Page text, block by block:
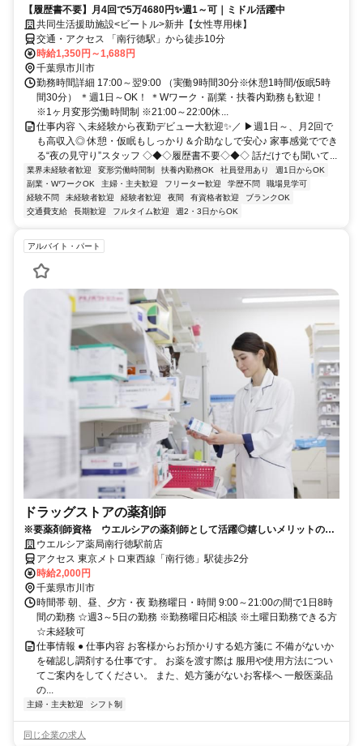
【履歴書不要】月4回で5万4680円✨週1～可｜ミドル活躍中
共同生活援助施設<ビートル>新井【女性専用棟】
交通・アクセス 「南行徳駅」から徒歩10分
時給1,350円～1,688円
千葉県市川市
勤務時間詳細 17:00～翌9:00 （実働9時間30分※休憩1時間/仮眠5時
間30分） ＊週1日～OK！ ＊Wワーク・副業・扶養内勤務も歓迎！
※1ヶ月変形労働時間制 ※21:00～22:00休...
仕事内容 ＼未経験から夜勤デビュー大歓迎✨／ ▶週1日～、月2回で
も高収入◎ 休憩・仮眠もしっかり＆介助なしで安心♪ 家事感覚ででき
る“夜の見守り”スタッフ ◇◆◇履歴書不要◇◆◇ 話だけでも聞いて...
業界未経験者歓迎 変形労働時間制 扶養内勤務OK 社員登用あり
週1日からOK
副業・WワークOK
主婦・主夫歓迎 フリーター歓迎 学歴不問
職場見学可
経験不問
未経験者歓迎 経験者歓迎 夜間 有資格者歓迎
ブランクOK
交通費支給
長期歓迎 フルタイム歓迎 週2・3日からOK
アルバイト・パート
ドラッグストアの薬剤師
※要薬剤師資格 ウエルシアの薬剤師として活躍◎嬉しいメリットの多
いパートスタッフ大募集！
ウエルシア薬局南行徳駅前店
アクセス 東京メトロ東西線「南行徳」駅徒歩2分
時給2,000円
千葉県市川市
時間帯 朝、昼、夕方・夜 勤務曜日・時間 9:00～21:00の間で1日8時
間の勤務 ☆週3～5日の勤務 ※勤務曜日応相談 ※土曜日勤務できる方
☆未経験可
仕事情報 ● 仕事内容 お客様からお預かりする処方箋に 不備がないか
を確認し調剤する仕事です。 お薬を渡す際は 服用や使用方法につい
てご案内をしてください。 また、処方箋がないお客様へ 一般医薬品
の...
主婦・主夫歓迎 シフト制
同じ企業の求人